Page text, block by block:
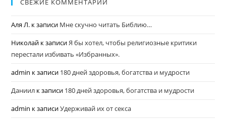
СВЕЖИЕ КОММЕНТАРИИ
Аля Л. к записи Мне скучно читать Библию…
Николай к записиЯ бы хотел, чтобы религиозные критики
перестали избивать «Избранных».
admin к записи 180 дней здоровья, богатства и мудрости
Даниил к записи 180 дней здоровья, богатства и мудрости
admin к записиУдерживай их от секса